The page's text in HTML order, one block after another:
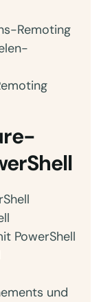
Remoting
PowerShell
und